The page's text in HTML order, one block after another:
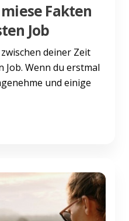
Fakten
Job
deiner Zeit
Job. Wenn du erstmal
und einige